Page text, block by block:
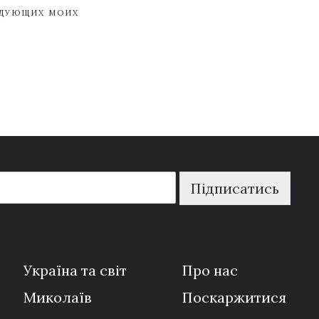
МОИХ
Підписатись
Україна та світ
Миколаїв
Про нас
Поскаржитися